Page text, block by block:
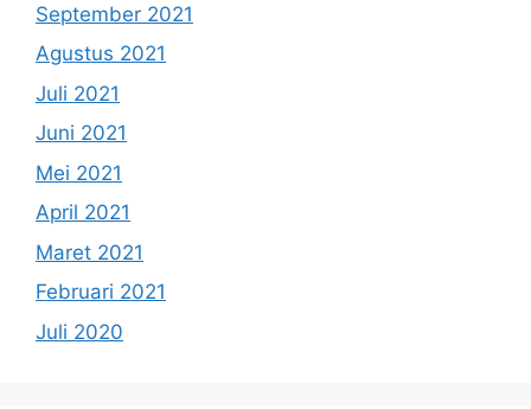
September 2021
Agustus 2021
Juli 2021
Juni 2021
Mei 2021
April 2021
Maret 2021
Februari 2021
Juli 2020